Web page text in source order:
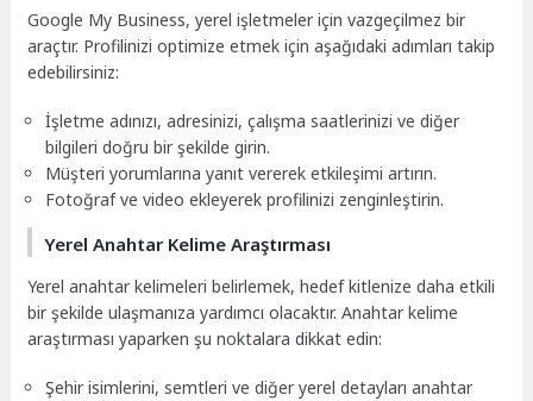
Google My Business, yerel işletmeler için vazgeçilmez bir
araçtır. Profilinizi optimize etmek için aşağıdaki adımları takip
edebilirsiniz:
İşletme adınızı, adresinizi, çalışma saatlerinizi ve diğer
bilgileri doğru bir şekilde girin.
Müşteri yorumlarına yanıt vererek etkileşimi artırın.
Fotoğraf ve video ekleyerek profilinizi zenginleştirin.
Yerel Anahtar Kelime Araştırması
Yerel anahtar kelimeleri belirlemek, hedef kitlenize daha etkili
bir şekilde ulaşmanıza yardımcı olacaktır. Anahtar kelime
araştırması yaparken şu noktalara dikkat edin:
Şehir isimlerini, semtleri ve diğer yerel detayları anahtar